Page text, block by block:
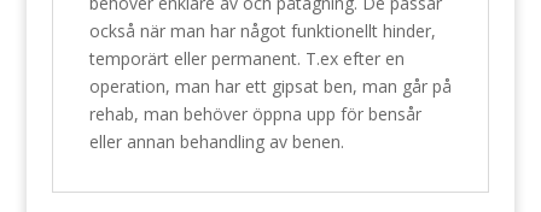
också när man har något funktionellt hinder,
temporärt eller permanent. T.ex efter en
operation, man har ett gipsat ben, man går på
rehab, man behöver öppna upp för bensår
eller annan behandling av benen.